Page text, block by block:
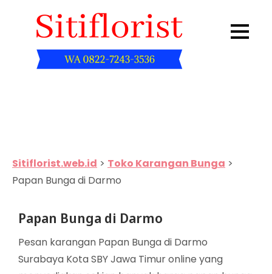
content
Sitiflorist.web.id > Toko Karangan Bunga >
Papan Bunga di Darmo
Papan Bunga di Darmo
Pesan karangan Papan Bunga di Darmo
Surabaya Kota SBY Jawa Timur online yang